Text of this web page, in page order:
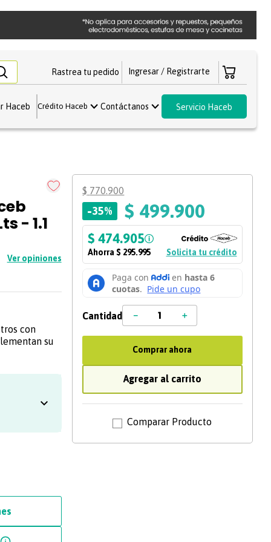
Rastrea tu pedido
Haceb Crédito Haceb Contáctanos Servicio Haceb
- 1.1
Ver opiniones
con
su
ECO.
podrás
Con su
por un
en el
$ 770.900
-35% $ 499.900
$ 474.905
Ahorra$ 295.995 Solicita tu crédito
Cantidad ＋
－
Agregar al carrito
Comprar ahora